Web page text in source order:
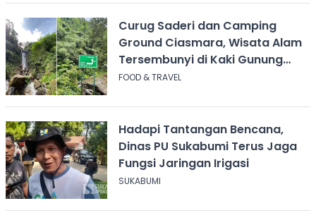
Curug Saderi dan Camping
Ground Ciasmara, Wisata Alam
Tersembunyi di Kaki Gunung
Salak
FOOD & TRAVEL
Hadapi Tantangan Bencana,
Dinas PU Sukabumi Terus Jaga
Fungsi Jaringan Irigasi
SUKABUMI